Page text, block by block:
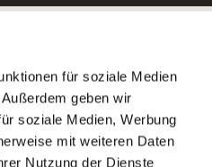
für soziale Medien
geben wir
soziale Medien, Werbung
mit weiteren Daten
Nutzung der Dienste
nach Bundesland
nach Bundesländern